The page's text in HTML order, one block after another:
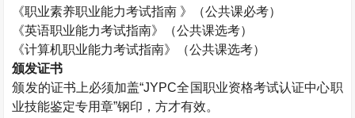
《职业素养职业能力考试指南 》（公共课必考）
《英语职业能力考试指南》（公共课选考）
《计算机职业能力考试指南》（公共课选考）
颁发证书
颁发的证书上必须加盖“JYPC全国职业资格考试认证中心职
业技能鉴定专用章”钢印，方才有效。